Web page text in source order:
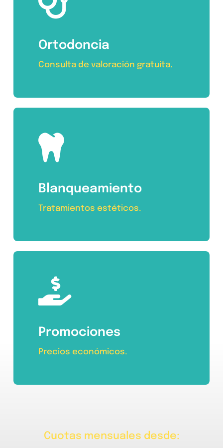
Ortodoncia
Consulta de valoración gratuita.
Blanqueamiento
Tratamientos estéticos.
Promociones
Precios económicos.
Cuotas mensuales desde: